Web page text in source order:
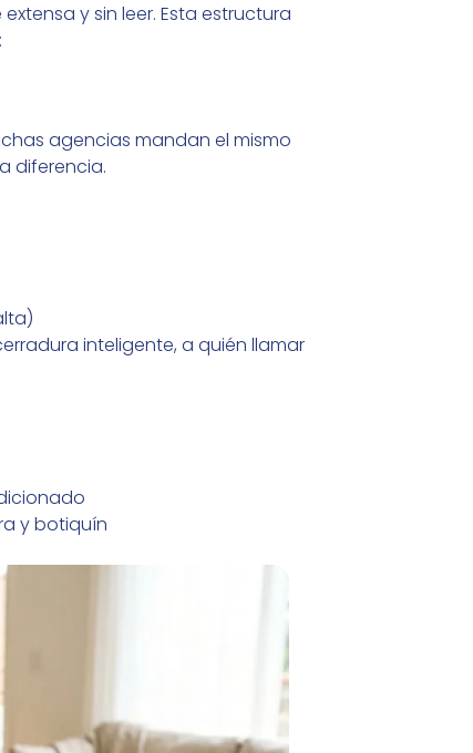
y sin leer. Esta estructura
agencias mandan el mismo
diferencia.
inteligente, a quién llamar
y botiquín